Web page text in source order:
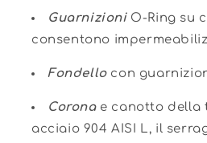
Guarnizioni O-Ring su
consentono
Fondello con
Corona e canotto della
acciaio 904 AISI L, il